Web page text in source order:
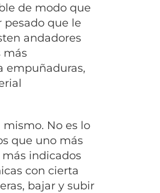
de modo que
pesado que le
andadores
más
empuñaduras,
No es lo
que uno más
más indicados
con cierta
bajar y subir